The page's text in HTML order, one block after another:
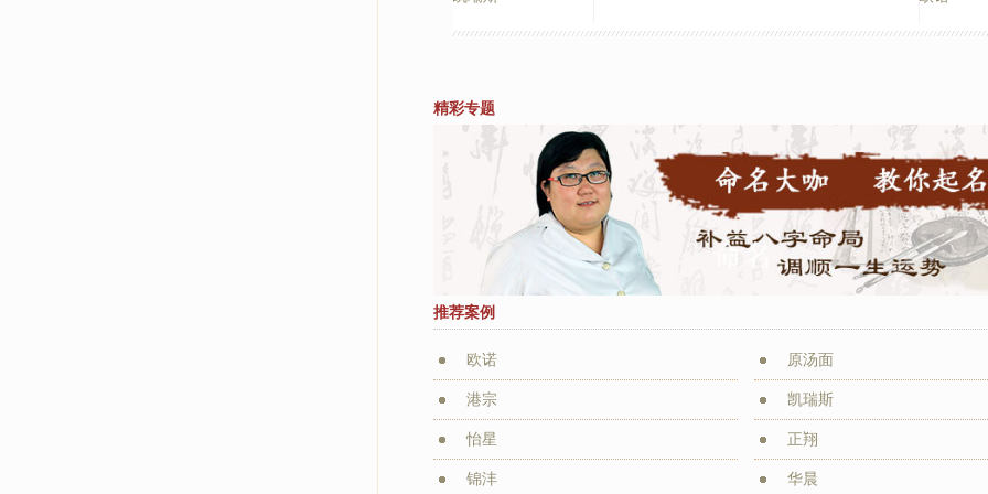
精彩专题
推荐案例
欧诺 原汤面
港宗 凯瑞斯
怡星 正翔
锦沣 华晨